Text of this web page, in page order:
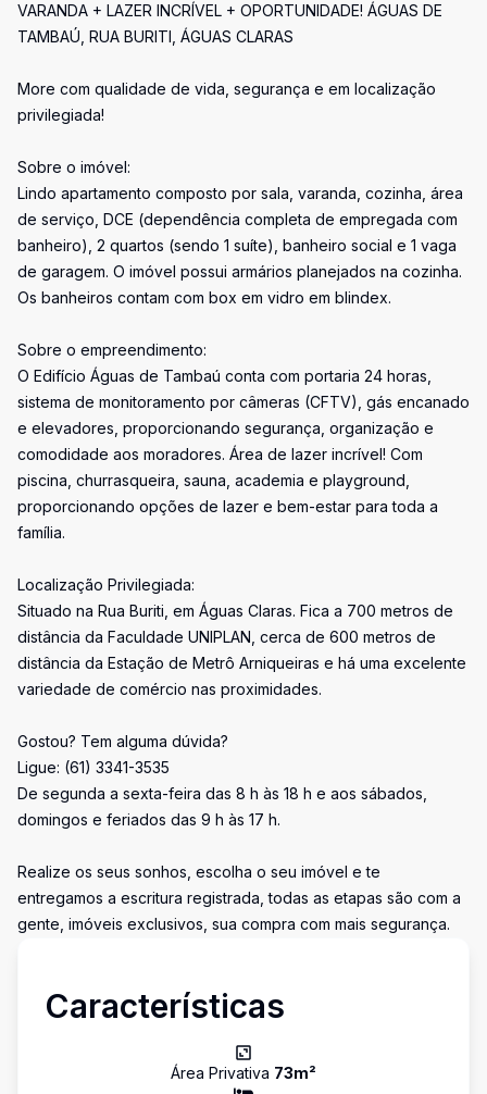
VARANDA + LAZER INCRÍVEL + OPORTUNIDADE! ÁGUAS DE
TAMBAÚ, RUA BURITI, ÁGUAS CLARAS
More com qualidade de vida, segurança e em localização
privilegiada!
Sobre o imóvel:
Lindo apartamento composto por sala, varanda, cozinha, área
de serviço, DCE (dependência completa de empregada com
banheiro), 2 quartos (sendo 1 suíte), banheiro social e 1 vaga
de garagem. O imóvel possui armários planejados na cozinha.
Os banheiros contam com box em vidro em blindex.
Sobre o empreendimento:
O Edifício Águas de Tambaú conta com portaria 24 horas,
sistema de monitoramento por câmeras (CFTV), gás encanado
e elevadores, proporcionando segurança, organização e
comodidade aos moradores. Área de lazer incrível! Com
piscina, churrasqueira, sauna, academia e playground,
proporcionando opções de lazer e bem-estar para toda a
família.
Localização Privilegiada:
Situado na Rua Buriti, em Águas Claras. Fica a 700 metros de
distância da Faculdade UNIPLAN, cerca de 600 metros de
distância da Estação de Metrô Arniqueiras e há uma excelente
variedade de comércio nas proximidades.
Gostou? Tem alguma dúvida?
Ligue: (61) 3341-3535
De segunda a sexta-feira das 8 h às 18 h e aos sábados,
domingos e feriados das 9 h às 17 h.
Realize os seus sonhos, escolha o seu imóvel e te
entregamos a escritura registrada, todas as etapas são com a
gente, imóveis exclusivos, sua compra com mais segurança.
Características
Área Privativa 73m²